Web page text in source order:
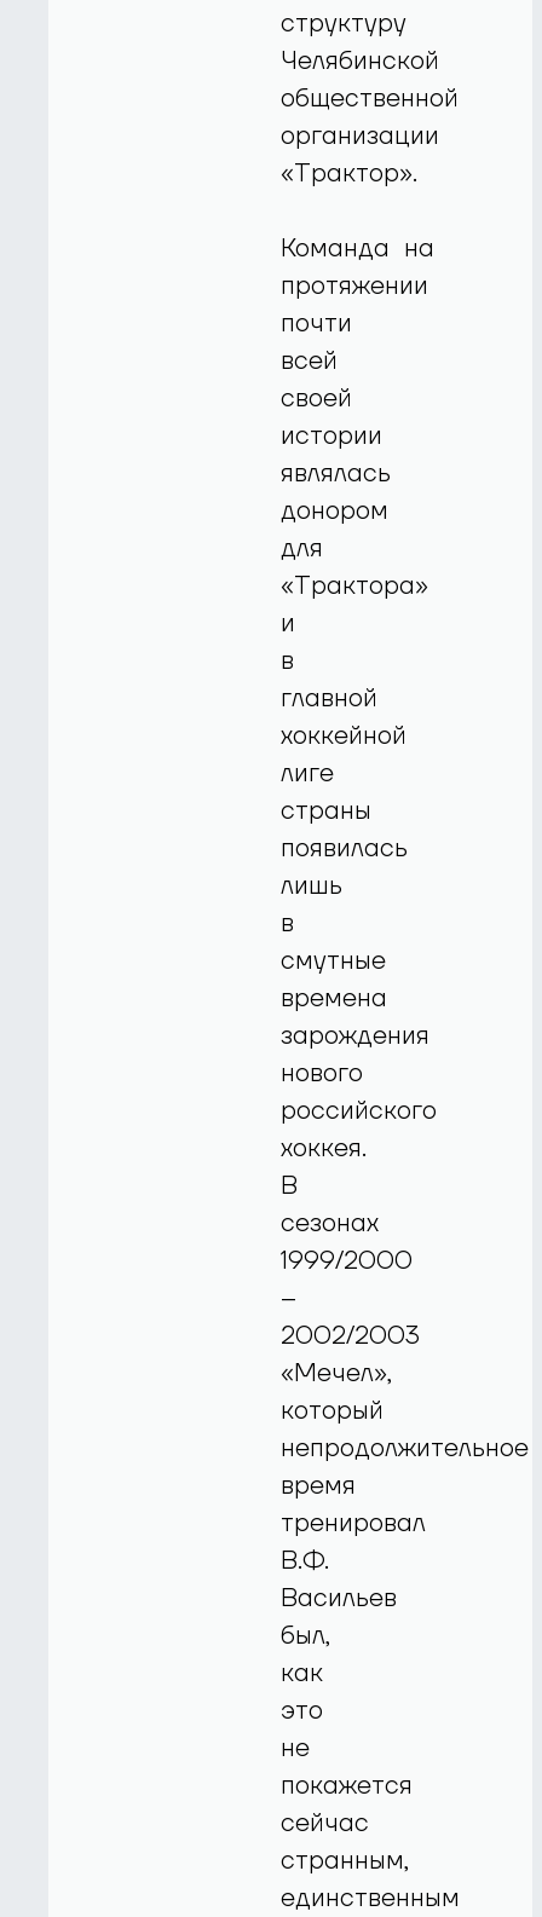
структуру
Челябинской
общественной
организации
«Трактор».
Команда на
протяжении
почти
всей
своей
истории
являлась
донором
для
«Трактора»
и
в
главной
хоккейной
лиге
страны
появилась
лишь
в
смутные
времена
зарождения
нового
российского
хоккея.
В
сезонах
1999/2000
–
2002/2003
«Мечел»,
который
непродолжительное
время
тренировал
В.Ф.
Васильев
был,
как
это
не
покажется
сейчас
странным,
единственным